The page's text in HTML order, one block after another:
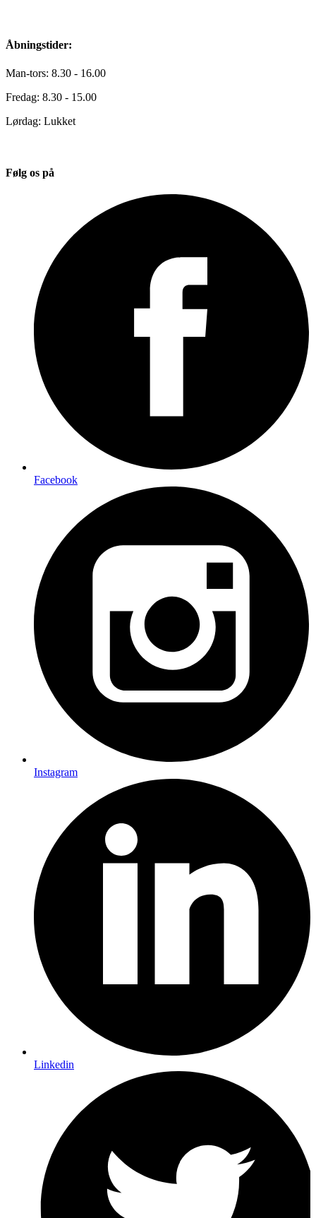
Åbningstider:
Man-tors: 8.30 - 16.00
Fredag: 8.30 - 15.00
Lørdag: Lukket
Følg os på
Facebook
Instagram
Linkedin